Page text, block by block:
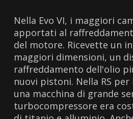
Nella Evo VI, i maggiori
apportati al
del motore. Ricevette un
maggiori dimensioni, un
raffreddamento dell'olio
nuovi pistoni. Nella RS
una macchina di grande
turbocompressore era